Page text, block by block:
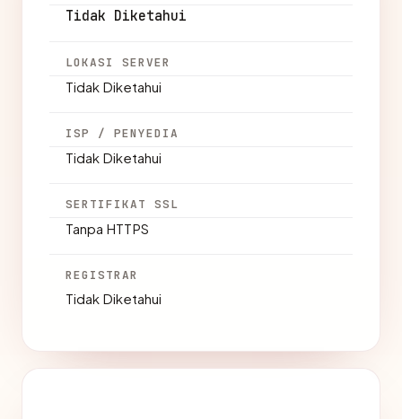
Tidak Diketahui
LOKASI SERVER
Tidak Diketahui
ISP / PENYEDIA
Tidak Diketahui
SERTIFIKAT SSL
Tanpa HTTPS
REGISTRAR
Tidak Diketahui